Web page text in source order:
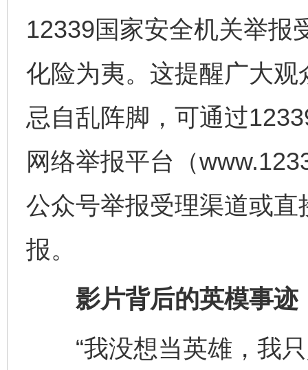
12339国家安全机关举报
化险为夷。这提醒广大
忌自乱阵脚，可通过
网络举报平台（
公众号举报受理渠道或
报。
影片背后的英模事迹
“我没想当英雄，我只